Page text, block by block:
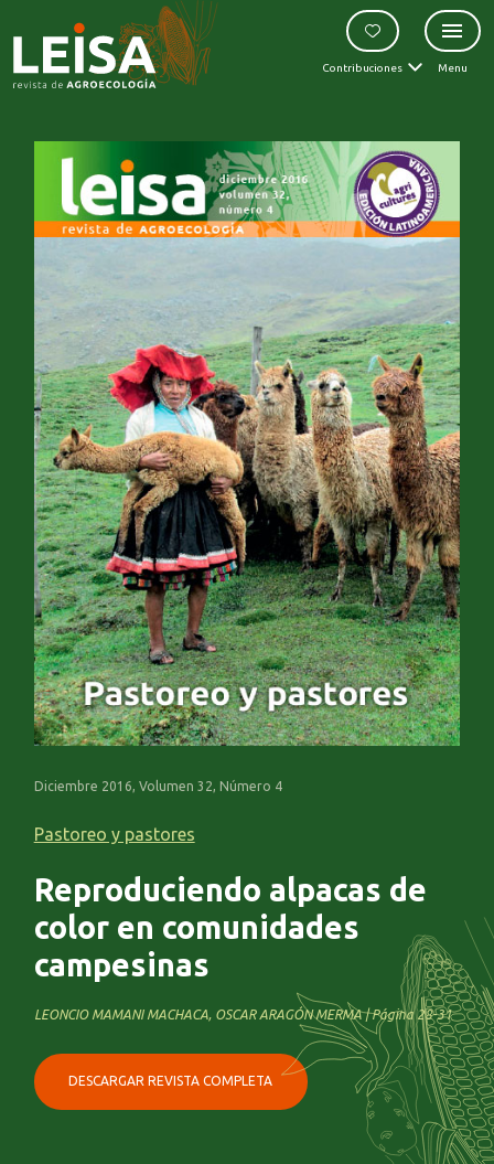
Contribuciones Menu
Diciembre 2016, Volumen 32, Número 4
Pastoreo y pastores
Reproduciendo alpacas de
color en comunidades
campesinas
LEONCIO MAMANI MACHACA, OSCAR ARAGÓN MERMA | Página 28-31
DESCARGAR REVISTA COMPLETA